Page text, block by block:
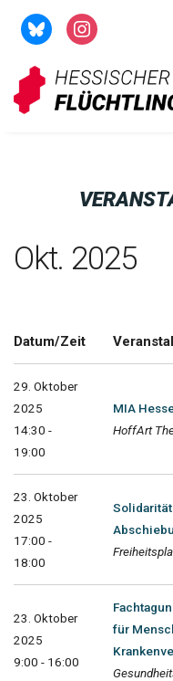
Zum
Inhalt
springen
Okt. 2025
Datum/Zeit
29. Oktober
2025
14:30 -
19:00
MIA
HoffArt
23. Oktober
2025
17:00 -
18:00
23. Oktober
2025
9:00 - 16:00
für